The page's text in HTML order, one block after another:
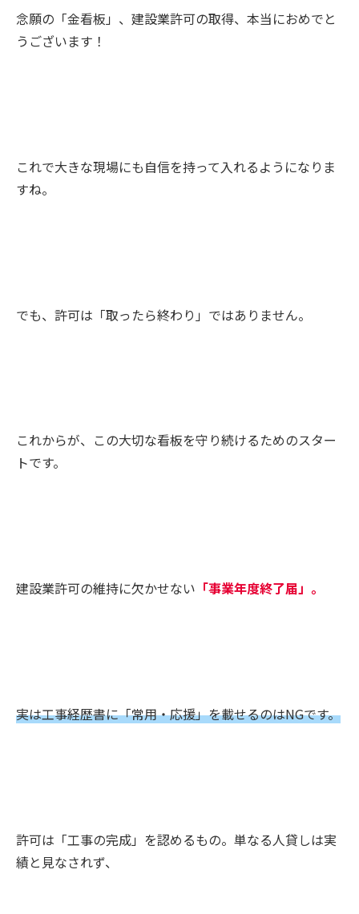
念願の「金看板」、建設業許可の取得、本当におめでと
うございます！
これで大きな現場にも自信を持って入れるようになりま
すね。
でも、許可は「取ったら終わり」ではありません。
これからが、この大切な看板を守り続けるためのスター
トです。
建設業許可の維持に欠かせない 「事業年度終了届」。
実は工事経歴書に「常用・応援」を載せるのはNGです。
許可は「工事の完成」を認めるもの。単なる人貸しは実
績と見なされず、